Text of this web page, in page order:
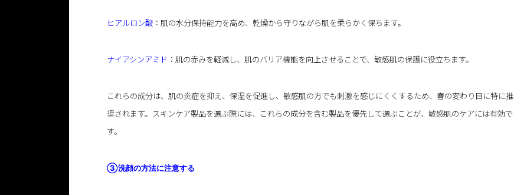
ヒアルロン酸 ：肌の水分保持能力を高め、乾燥から守りながら肌を柔らかく保ちます。
ナイアシンアミド ：肌の赤みを軽減し、肌のバリア機能を向上させることで、敏感肌の保護に役立ちます。
これらの成分は、肌の炎症を抑え、保湿を促進し、敏感肌の方でも刺激を感じにくくするため、春の変わり目に特に推
奨されます。スキンケア製品を選ぶ際には、これらの成分を含む製品を優先して選ぶことが、敏感肌のケアには有効で
す。
③洗顔の方法に注意する